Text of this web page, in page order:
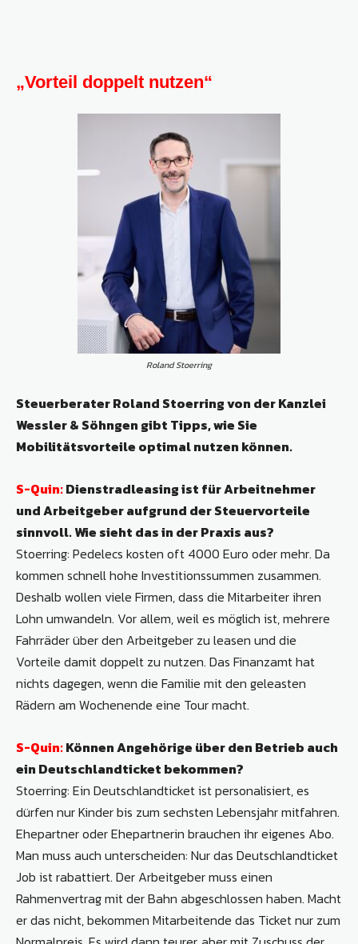
„Vorteil doppelt nutzen“
Roland Stoerring
Steuerberater Roland Stoerring von der Kanzlei
Wessler & Söhngen gibt Tipps, wie Sie
Mobilitätsvorteile optimal nutzen können.
S-Quin:Dienstradleasing ist für Arbeitnehmer
und Arbeitgeber aufgrund der Steuervorteile
sinnvoll. Wie sieht das in der Praxis aus?
Stoerring: Pedelecs kosten oft 4000 Euro oder mehr. Da
kommen schnell hohe Investitionssummen zusammen.
Deshalb wollen viele Firmen, dass die Mitarbeiter ihren
Lohn umwandeln. Vor allem, weil es möglich ist, mehrere
Fahrräder über den Arbeitgeber zu leasen und die
Vorteile damit doppelt zu nutzen. Das Finanzamt hat
nichts dagegen, wenn die Familie mit den geleasten
Rädern am Wochenende eine Tour macht.
S-Quin:Können Angehörige über den Betrieb auch
ein Deutschlandticket bekommen?
Stoerring: Ein Deutschlandticket ist personalisiert, es
dürfen nur Kinder bis zum sechsten Lebensjahr mitfahren.
Ehepartner oder Ehepartnerin brauchen ihr eigenes Abo.
Man muss auch unterscheiden: Nur das Deutschlandticket
Job ist rabattiert. Der Arbeitgeber muss einen
Rahmenvertrag mit der Bahn abgeschlossen haben. Macht
er das nicht, bekommen Mitarbeitende das Ticket nur zum